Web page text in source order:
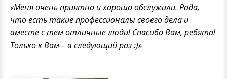
«Меня очень приятно и хорошо обслужили. Рада,
что есть такие профессионалы своего дела и
вместе с тем отличные люди! Спасибо Вам, ребята!
Только к Вам – в следующий раз :)»